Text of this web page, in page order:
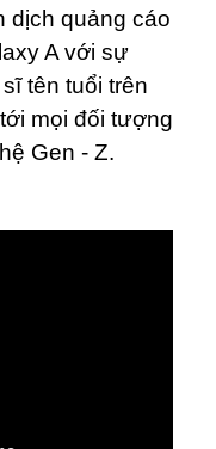
dịch quảng cáo
A với sự
tên tuổi trên
mọi đối tượng
Gen - Z.